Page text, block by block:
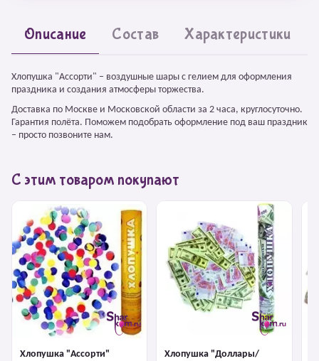
Описание Состав Характеристики
Хлопушка "Ассорти" – воздушные шары с гелием для оформления
праздника и создания атмосферы торжества.
Доставка по Москве и Московской области за 2 часа, круглосуточно.
Гарантия полёта. Поможем подобрать оформление под ваш праздник
– просто позвоните нам.
С этим товаром покупают
Хлопушка "Ассорти"
Хлопушка "Доллары/